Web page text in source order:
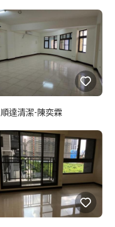
順達清潔-陳奕霖